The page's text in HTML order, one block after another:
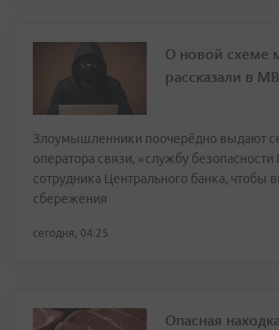
О новой схеме
рассказали в
Злоумышленники поочерёдно выдают
оператора связи, «службу безопасности
сотрудника Центрального банка, чтобы
сбережения
сегодня, 04:25
Опасная